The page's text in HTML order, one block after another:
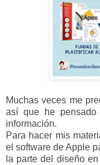
Muchas veces me
así que he
información.
Para hacer mis
el software de Apple
la parte del diseño